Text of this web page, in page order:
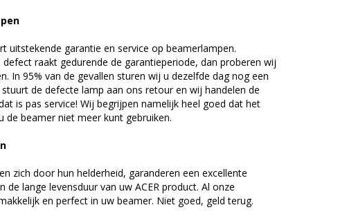
uitstekende garantie en service op beamerlampen.
raakt gedurende de garantieperiode, dan proberen wij
In 95% van de gevallen sturen wij u dezelfde dag nog een
de defecte lamp aan ons retour en wij handelen de
is pas service! Wij begrijpen namelijk heel goed dat het
de beamer niet meer kunt gebruiken.
zich door hun helderheid, garanderen een excellente
de lange levensduur van uw ACER product. Al onze
en perfect in uw beamer. Niet goed, geld terug.